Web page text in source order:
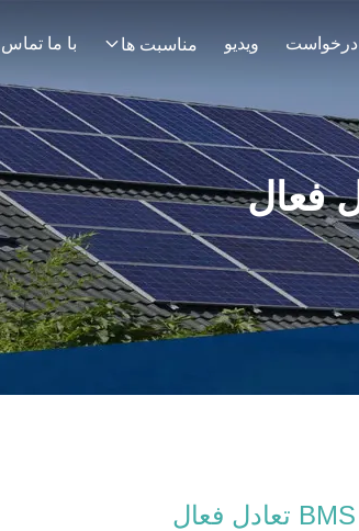
درخواست ویدیو مناسبت ها
BMS تعادل فعال